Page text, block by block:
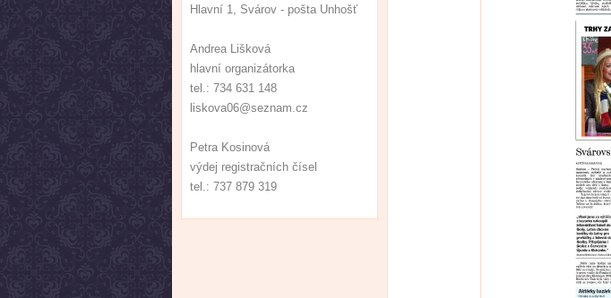
Hlavní 1, Svárov - pošta Unhošť
Andrea Lišková
hlavní organizátorka
tel.: 734 631 148
liskova06@seznam.cz
Petra Kosinová
výdej registračních čísel
tel.: 737 879 319